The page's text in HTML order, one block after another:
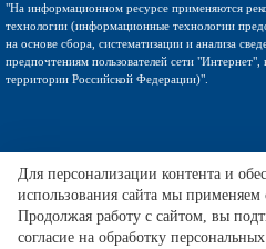
"На информационном ресурсе применяются
технологии (информационные технологии
на основе сбора, систематизации и анализа
предпочтениям пользователей сети
территории Российской Федерации)".
Для персонализации контента и
использования сайта мы
Продолжая работу с сайтом, вы
согласие на обработку